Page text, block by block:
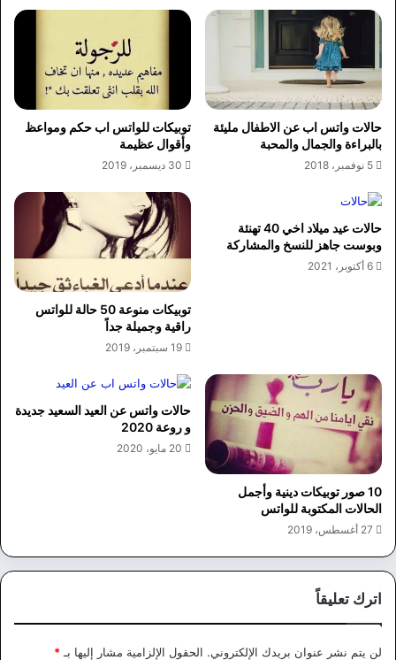
حالات واتس اب عن الاطفال مليئة
بالبراءة والجمال والمحبة
5 نوفمبر، 2018
توبيكات للواتس اب حكم ومواعظ
وأقوال عظيمة
30 ديسمبر، 2019
حالات عيد ميلاد اخي 40 تهنئة
وبوست جاهز للنسخ والمشاركة
6 أكتوبر، 2021
توبيكات منوعة 50 حالة للواتس
راقية وجميلة جداً
19 سبتمبر، 2019
10 صور توبيكات دينية وأجمل
الحالات المكتوبة للواتس
27 أغسطس، 2019
حالات واتس عن العيد السعيد جديدة
و روعة 2020
20 مايو، 2020
اترك تعليقاً
لن يتم نشر عنوان بريدك الإلكتروني. الحقول الإلزامية مشار إليها بـ *